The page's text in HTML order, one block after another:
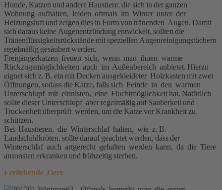
Hunde, Katzen und andere Haustiere, die sich in der ganzen
Wohnung aufhalten, leiden oftmals im Winter unter der
Heizungsluft und zeigen dies in Form von tränenden Augen. Damit
sich daraus keine Augenentzündung entwickelt, sollten die
Tränenflüssigkeitsrückstände mit speziellen Augenreinigungstüchern
regelmäßig gesäubert werden.
Freigängerkatzen freuen sich, wenn man ihnen warme
Rückzugsmöglichkeiten auch im Außenbereich anbietet. Hierzu
eignet sich z. B. ein mit Decken ausgekleideter Holzkasten mit zwei
Öffnungen, sodass die Katze, falls sich Feinde in den warmen
Unterschlupf mit einnisten, eine Fluchtmöglichkeit hat. Natürlich
sollte dieser Unterschlupf aber regelmäßig auf Sauberkeit und
Trockenheit überprüft werden, um die Katze vor Krankheit zu
schützen.
Bei Haustieren, die Winterschlaf halten, wie z. B.
Landschildkröten, sollte darauf geachtet werden, dass der
Winterschlaf auch artgerecht gehalten werden kann, da die Tiere
ansonsten erkranken und frühzeitig sterben.
Freilebende Tiere